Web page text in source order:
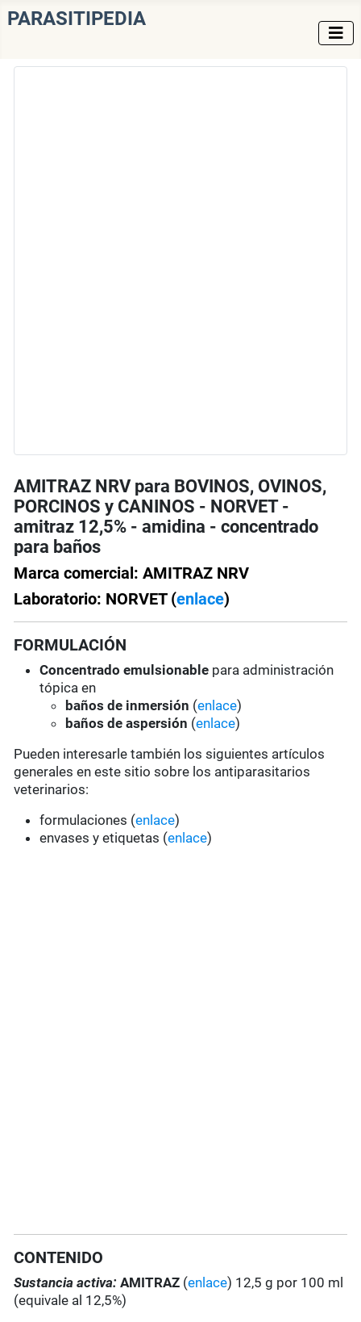
PARASITIPEDIA
AMITRAZ NRV para BOVINOS, OVINOS,
PORCINOS y CANINOS - NORVET -
amitraz 12,5% - amidina - concentrado
para baños
Marca comercial: AMITRAZ NRV
Laboratorio: NORVET (enlace)
FORMULACIÓN
Concentrado emulsionable para administración
tópica en
baños de inmersión (enlace)
baños de aspersión (enlace)
Pueden interesarle también los siguientes artículos
generales en este sitio sobre los antiparasitarios
veterinarios:
formulaciones (enlace)
envases y etiquetas (enlace)
CONTENIDO
Sustancia activa:AMITRAZ (enlace) 12,5 g por 100 ml
(equivale al 12,5%)